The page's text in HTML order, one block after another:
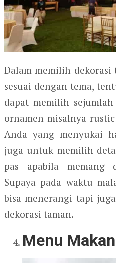
Dalam memilih dekorasi
sesuai dengan tema,
dapat memilih
ornamen misalnya
Anda yang menyukai
juga untuk memilih
pas apabila memang
Supaya pada waktu
bisa menerangi tapi
dekorasi taman.
Menu